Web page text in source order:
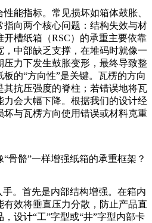
能指标。常见损坏如箱体鼓胀、
向两个核心问题：结构失效与材
槽纸箱（RSC）的承重主要依靠
，中部缺乏支撑，在堆码时就像一
压力下发生鼓胀变形，最终导致整
的“方向性”是关键。瓦楞的方向
其抗压强度的脊柱；若错误地将瓦
会大幅下降。根据我们的设计经
与瓦楞方向使用错误或材料克重
骨骼”一样增强纸箱的承重框架？
。首先是内部结构增强。在箱内
效将垂直压力分散，防止产品直
设计“工”字型或“井”字型内部卡